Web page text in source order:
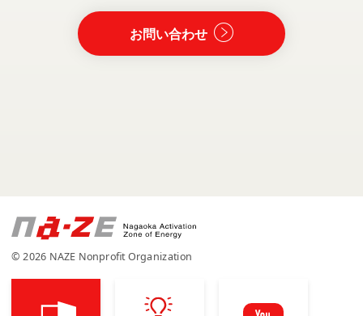
お問い合わせ
© 2026 NAZE Nonprofit Organization